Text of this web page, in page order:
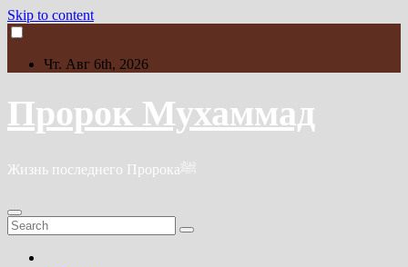
Skip to content
Чт. Авг 6th, 2026
Пророк Мухаммад
Жизнь последнего Пророкаﷺ